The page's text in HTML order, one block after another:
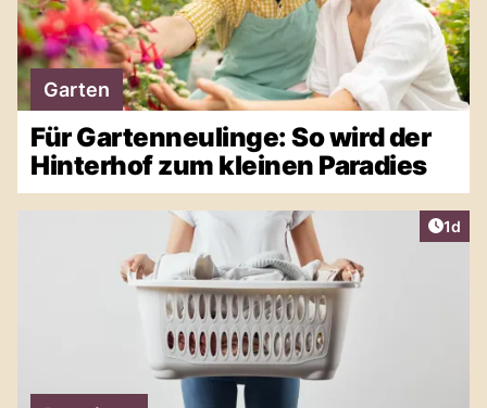
Garten
Für Gartenneulinge: So wird der
Hinterhof zum kleinen Paradies
1d